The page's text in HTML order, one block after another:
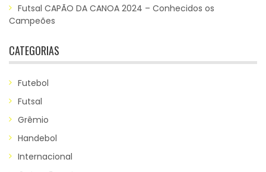
Futsal CAPÃO DA CANOA 2024 – Conhecidos os
Campeões
CATEGORIAS
Futebol
Futsal
Grêmio
Handebol
Internacional